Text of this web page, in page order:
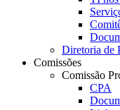
Diretoria de
Comissões
Comissão
CPA